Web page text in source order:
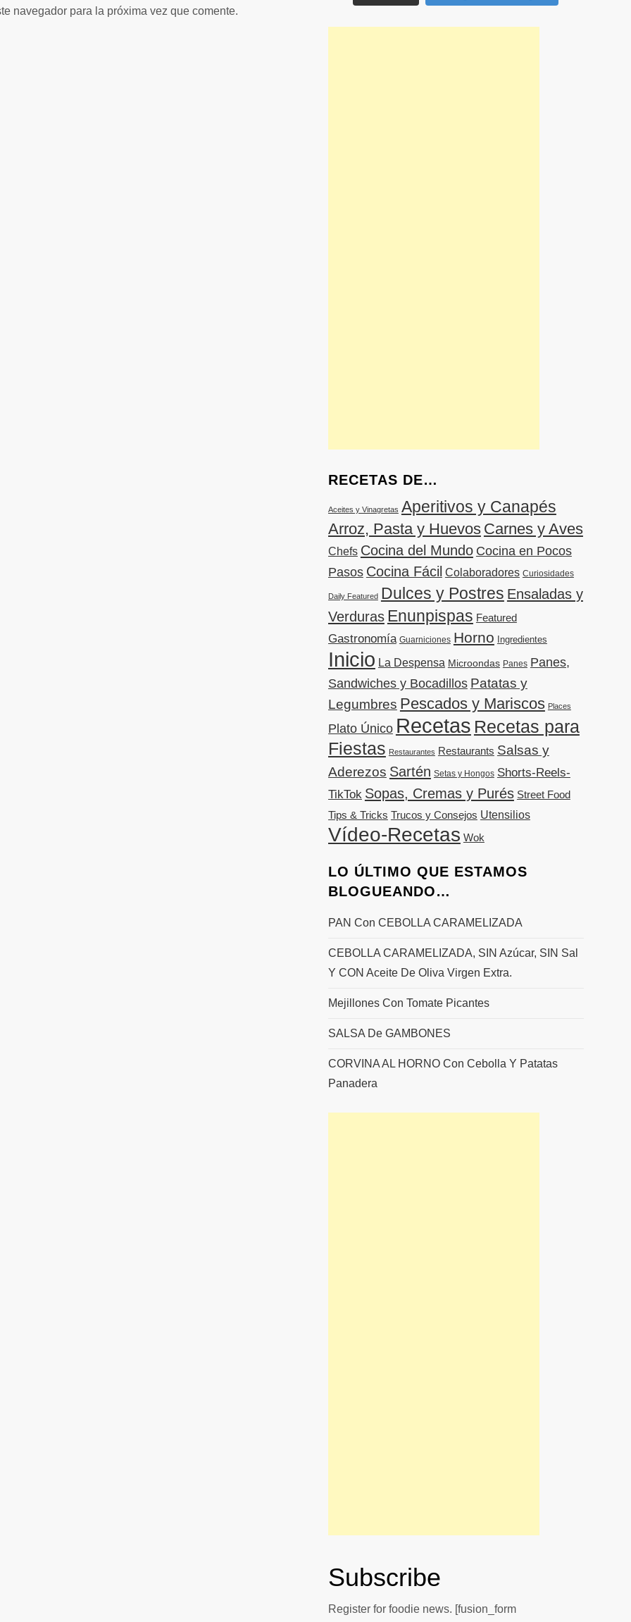
navegador para la próxima vez que comente.
RECETAS DE…
Aceites y Vinagretas Aperitivos y Canapés
Arroz, Pasta y Huevos Carnes y Aves
Chefs Cocina del Mundo Cocina en Pocos
Pasos Cocina Fácil Colaboradores Curiosidades
Daily Featured Dulces y Postres Ensaladas y
Verduras Enunpispas Featured
Gastronomía Guarniciones Horno Ingredientes
Inicio La Despensa Microondas Panes Panes,
Sandwiches y Bocadillos Patatas y
Legumbres Pescados y Mariscos Places
Plato Único Recetas Recetas para
Fiestas Restaurantes Restaurants Salsas y
Aderezos Sartén Setas y Hongos Shorts-Reels-
TikTok Sopas, Cremas y Purés Street Food
Tips & Tricks Trucos y Consejos Utensilios
Vídeo-Recetas Wok
LO ÚLTIMO QUE ESTAMOS
BLOGUEANDO…
PAN Con CEBOLLA CARAMELIZADA
CEBOLLA CARAMELIZADA, SIN Azúcar, SIN Sal
Y CON Aceite De Oliva Virgen Extra.
Mejillones Con Tomate Picantes
SALSA De GAMBONES
CORVINA AL HORNO Con Cebolla Y Patatas
Panadera
Subscribe
Register for foodie news. [fusion_form